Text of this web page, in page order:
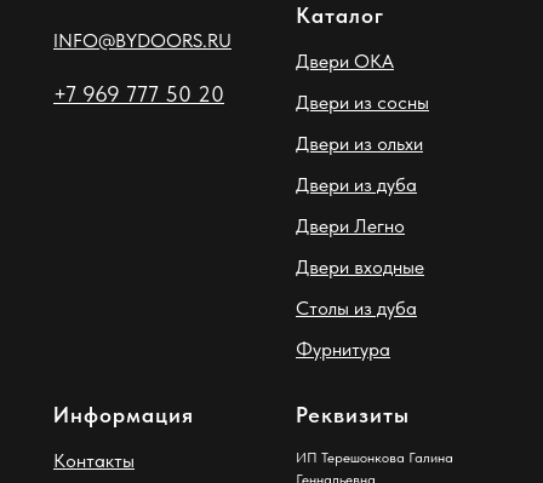
INFO@BYDOORS.RU
+7 969 777 50 20
Каталог
Двери ОКА
Двери из сосны
Двери из ольхи
Двери из дуба
Двери Легно
Двери входные
Столы из дуба
Фурнитура
Информация
Контакты
Реквизиты
ИП Терешонкова Галина
Геннадьевна